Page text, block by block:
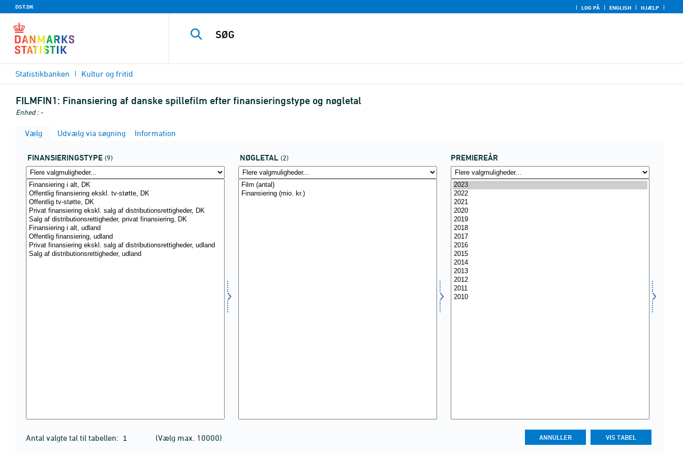
DST.DK LOG PÅ ENGLISH HJÆLP
Statistikbanken Kultur og fritid
FILMFIN1: Finansiering af danske spillefilm efter finansieringstype og nøgletal
Enhed : -
Vælg Udvælg via søgning Information
FINANSIERINGSTYPE (9) NØGLETAL (2) PREMIEREÅR
Antal valgte tal til tabellen: (Vælg max. 10000)